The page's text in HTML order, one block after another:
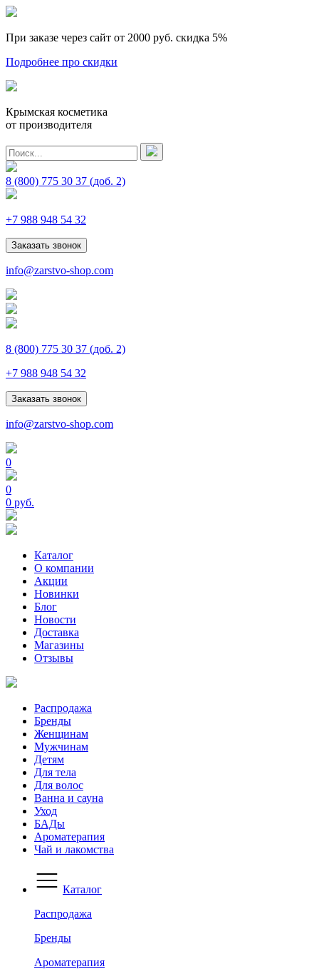
При заказе через сайт от 2000 руб. скидка 5%
Подробнее про скидки
Крымская косметика
от производителя
8 (800) 775 30 37 (доб. 2)
+7 988 948 54 32
Заказать звонок
info@zarstvo-shop.com
8 (800) 775 30 37 (доб. 2)
+7 988 948 54 32
Заказать звонок
info@zarstvo-shop.com
0
0
0 руб.
Каталог
О компании
Акции
Новинки
Блог
Новости
Доставка
Магазины
Отзывы
Распродажа
Бренды
Женщинам
Мужчинам
Детям
Для тела
Для волос
Ванна и сауна
Уход
БАДы
Ароматерапия
Чай и лакомства
Каталог
Распродажа
Бренды
Ароматерапия